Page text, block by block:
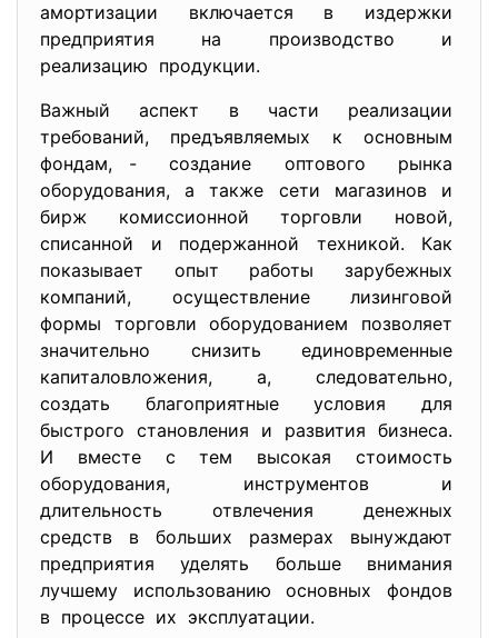
амортизации включается в издержки
предприятия на производство и
реализацию продукции.
Важный аспект в части реализации
требований, предъявляемых к основным
фондам, - создание оптового рынка
оборудования, а также сети магазинов и
бирж комиссионной торговли новой,
списанной и подержанной техникой. Как
показывает опыт работы зарубежных
компаний, осуществление лизинговой
формы торговли оборудованием позволяет
значительно снизить единовременные
капиталовложения, а, следовательно,
создать благоприятные условия для
быстрого становления и развития бизнеса.
И вместе с тем высокая стоимость
оборудования, инструментов и
длительность отвлечения денежных
средств в больших размерах вынуждают
предприятия уделять больше внимания
лучшему использованию основных фондов
в процессе их эксплуатации.